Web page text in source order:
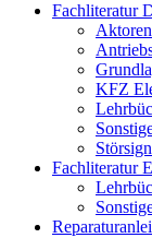
Fachliteratur
KFZ
Fachliteratur